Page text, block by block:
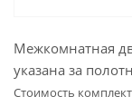
Межкомнатная
указана за
Cтоимость